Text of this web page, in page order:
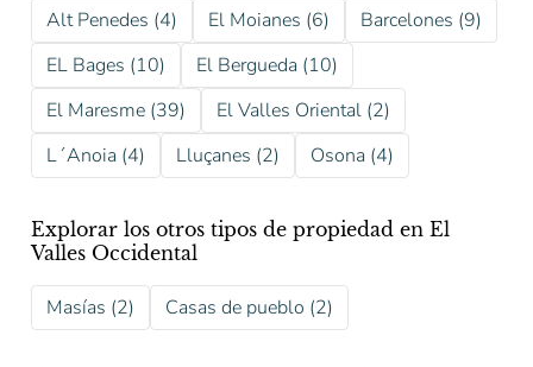
Alt Penedes (4) El Moianes (6)
Barcelones (9)
EL Bages (10)
El Bergueda (10)
El Maresme (39)
El Valles Oriental (2)
L´Anoia (4)
Lluçanes (2) Osona (4)
Explorar los otros tipos de propiedad en El
Valles Occidental
Masías (2) Casas de pueblo (2)